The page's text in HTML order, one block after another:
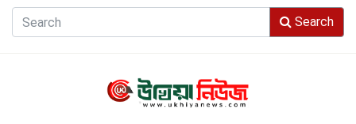
Search